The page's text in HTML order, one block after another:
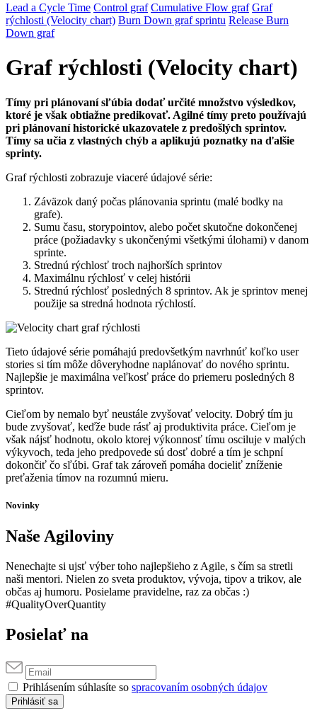
Lead a Cycle Time Control graf Cumulative Flow graf Graf
rýchlosti (Velocity chart) Burn Down graf sprintu Release Burn
Down graf
Graf rýchlosti (Velocity chart)
Tímy pri plánovaní sľúbia dodať určité množstvo výsledkov,
ktoré je však obtiažne predikovať. Agilné tímy preto používajú
pri plánovaní historické ukazovatele z predošlých sprintov.
Tímy sa učia z vlastných chýb a aplikujú poznatky na ďalšie
sprinty.
Graf rýchlosti zobrazuje viaceré údajové série:
Záväzok daný počas plánovania sprintu (malé bodky na
grafe).
Sumu času, storypointov, alebo počet skutočne dokončenej
práce (požiadavky s ukončenými všetkými úlohami) v danom
sprinte.
Strednú rýchlosť troch najhorších sprintov
Maximálnu rýchlosť v celej histórii
Strednú rýchlosť posledných 8 sprintov. Ak je sprintov menej
použije sa stredná hodnota rýchlostí.
Tieto údajové série pomáhajú predovšetkým navrhnúť koľko user
stories si tím môže dôveryhodne naplánovať do nového sprintu.
Najlepšie je maximálna veľkosť práce do priemeru posledných 8
sprintov.
Cieľom by nemalo byť neustále zvyšovať velocity. Dobrý tím ju
bude zvyšovať, keďže bude rásť aj produktivita práce. Cieľom je
však nájsť hodnotu, okolo ktorej výkonnosť tímu osciluje v malých
výkyvoch, teda jeho predpovede sú dosť dobré a tím je schpní
dokončiť čo sľúbi. Graf tak zároveň pomáha docieliť zníženie
preťaženia tímov na rozumnú mieru.
Novinky
Naše Agiloviny
Nenechajte si ujsť výber toho najlepšieho z Agile, s čím sa stretli
naši mentori. Nielen zo sveta produktov, vývoja, tipov a trikov, ale
občas aj humoru. Posielame pravidelne, raz za občas :)
#QualityOverQuantity
Posielať na
Prihlásením súhlasíte so spracovaním osobných údajov
Prihlásiť sa